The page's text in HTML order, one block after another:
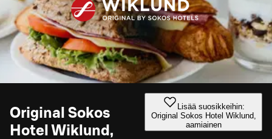
Original Sokos
Hotel Wiklund,
Lisää suosikkeihin:
Original Sokos Hotel Wiklund,
aamiainen